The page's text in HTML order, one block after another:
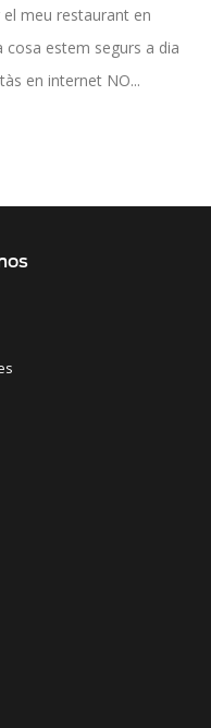
meu restaurant en
cosa estem segurs a dia
en internet NO...